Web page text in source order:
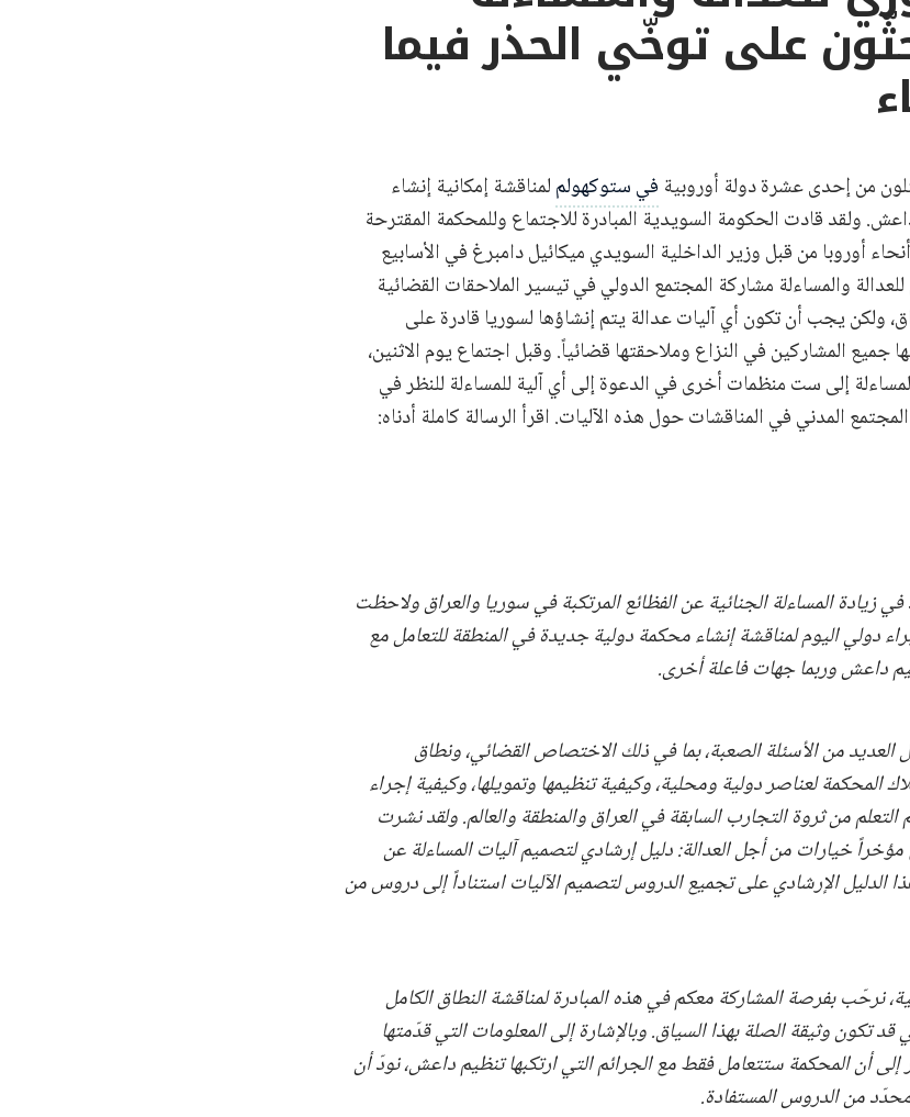
على توخّي الحذر فيما
في ستوكهولملمناقشة إمكانية إنشاء
ولقد قادت الحكومة السويدية المبادرة للاجتماع وللمحكمة المقترحة
أوروبا من قبل وزير الداخلية السويدي ميكائيل دامبرغ في الأسابيع
والمساءلة مشاركة المجتمع الدولي في تيسير الملاحقات القضائية
ولكن يجب أن تكون أي آليات عدالة يتم إنشاؤها لسوريا قادرة على
جميع المشاركين في النزاع وملاحقتها قضائياً. وقبل اجتماع يوم الاثنين،
إلى ست منظمات أخرى في الدعوة إلى أي آلية للمساءلة للنظر في
المدني في المناقشات حول هذه الآليات. اقرأ الرسالة كاملة أدناه:
زيادة المساءلة الجنائية عن الفظائع المرتكبة في سوريا والعراق ولاحظت
دولي اليوم لمناقشة إنشاء محكمة دولية جديدة في المنطقة للتعامل مع
داعش وربما جهات فاعلة أخرى.
من الأسئلة الصعبة، بما في ذلك الاختصاص القضائي، ونطاق
المحكمة لعناصر دولية ومحلية، وكيفية تنظيمها وتمويلها، وكيفية إجراء
من ثروة التجارب السابقة في العراق والمنطقة والعالم. ولقد نشرت
مؤخراً خيارات من أجل العدالة: دليل إرشادي لتصميم آليات المساءلة عن
الدليل الإرشادي على تجميع الدروس لتصميم الآليات استناداً إلى دروس من
نرحّب بفرصة المشاركة معكم في هذه المبادرة لمناقشة النطاق الكامل
تكون وثيقة الصلة بهذا السياق. وبالإشارة إلى المعلومات التي قدّمتها
أن المحكمة ستتعامل فقط مع الجرائم التي ارتكبها تنظيم داعش، نودّ أن
من الدروس المستفادة.